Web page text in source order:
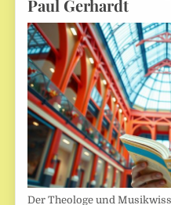
Paul Gerhardt
Der Theologe und